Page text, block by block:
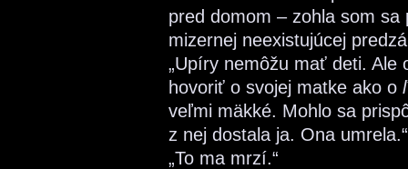
pred domom – zohla som
mizernej neexistujúcej
„Upíry nemôžu mať deti. Ale
hovoriť o svojej matke ako o
veľmi mäkké. Mohlo sa
z nej dostala ja. Ona umrela.“
„To ma mrzí.“